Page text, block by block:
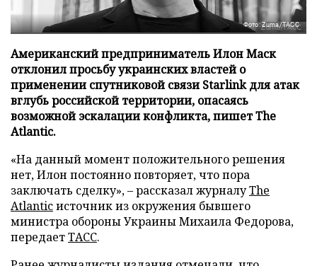
Фото: Zuma/ТАСС
Американский предприниматель Илон Маск
отклонил просьбу украинских властей о
применении спутниковой связи Starlink для атак
вглубь российской территории, опасаясь
возможной эскалации конфликта, пишет The
Atlantic.
«На данный момент положительного решения
нет, Илон постоянно повторяет, что пора
заключать сделку», – рассказал журналуThe
Atlanticисточник из окружения бывшего
министра обороны Украины Михаила Федорова,
передаетТАСС.